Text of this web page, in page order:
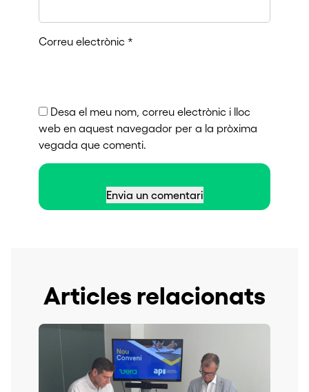
Correu electrònic *
Desa el meu nom, correu electrònic i lloc
web en aquest navegador per a la pròxima
vegada que comenti.
Articles relacionats